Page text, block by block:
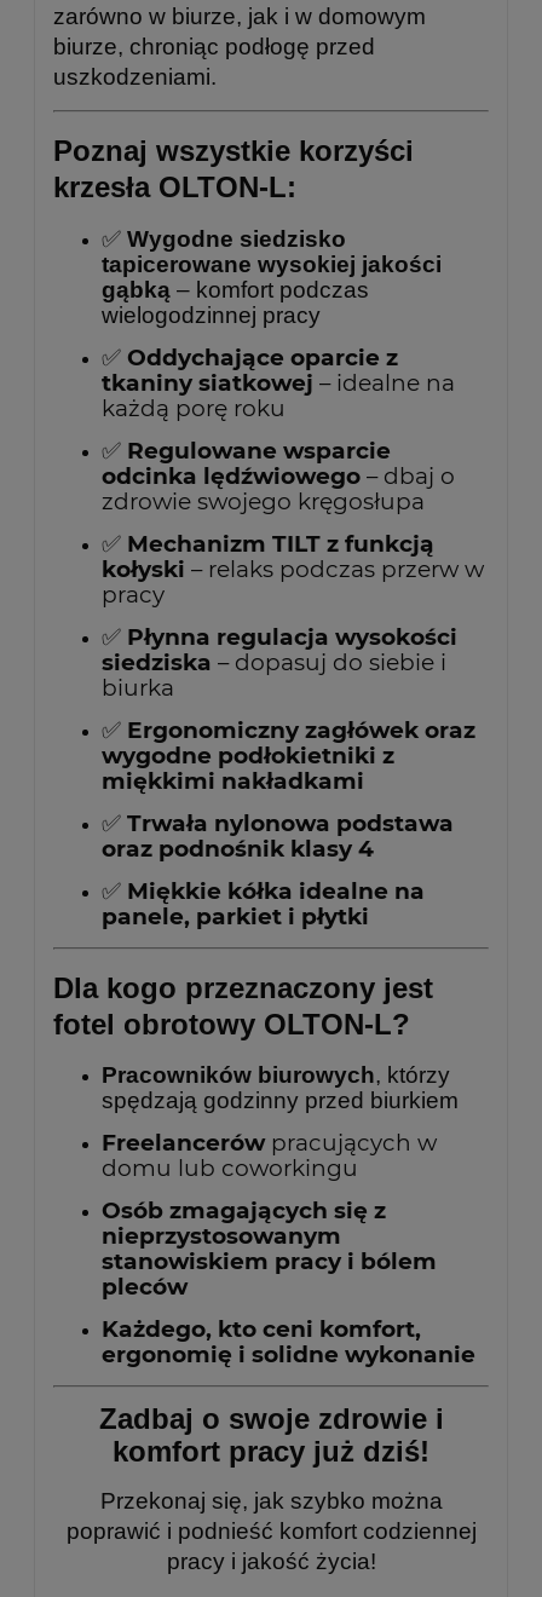
zarówno w biurze, jak i w domowym
biurze, chroniąc podłogę przed
uszkodzeniami.
Poznaj wszystkie korzyści
krzesła OLTON-L:
✅ Wygodne siedzisko
tapicerowane wysokiej jakości
gąbką – komfort podczas
wielogodzinnej pracy
✅ Oddychające oparcie z
tkaniny siatkowej – idealne na
każdą porę roku
✅ Regulowane wsparcie
odcinka lędźwiowego – dbaj o
zdrowie swojego kręgosłupa
✅ Mechanizm TILT z funkcją
kołyski – relaks podczas przerw w
pracy
✅ Płynna regulacja wysokości
siedziska – dopasuj do siebie i
biurka
✅ Ergonomiczny zagłówek oraz
wygodne podłokietniki z
miękkimi nakładkami
✅ Trwała nylonowa podstawa
oraz podnośnik klasy 4
✅ Miękkie kółka idealne na
panele, parkiet i płytki
Dla kogo przeznaczony jest
fotel obrotowy OLTON-L?
Pracowników biurowych, którzy
spędzają godzinny przed biurkiem
Freelancerówpracujących w
domu lub coworkingu
Osób zmagających się z
nieprzystosowanym
stanowiskiem pracy i bólem
pleców
Każdego, kto ceni komfort,
ergonomię i solidne wykonanie
Zadbaj o swoje zdrowie i
komfort pracy już dziś!
Przekonaj się, jak szybko można
poprawić i podnieść komfort codziennej
pracy i jakość życia!